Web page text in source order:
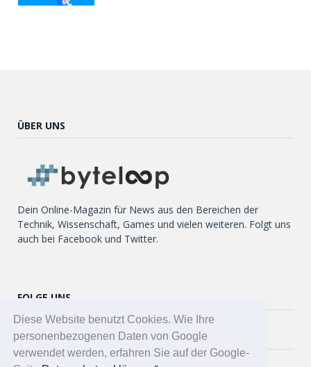
Diese Website benutzt Cookies. Wie Ihre
personenbezogenen Daten von Google
verwendet werden, erfahren Sie auf der Google-
ÜBER UNS
Dein Online-Magazin für News aus den Bereichen der
Technik, Wissenschaft, Games und vielen weiteren. Folgt uns
auch bei Facebook und Twitter.
FOLGE UNS
Twitter
Facebook